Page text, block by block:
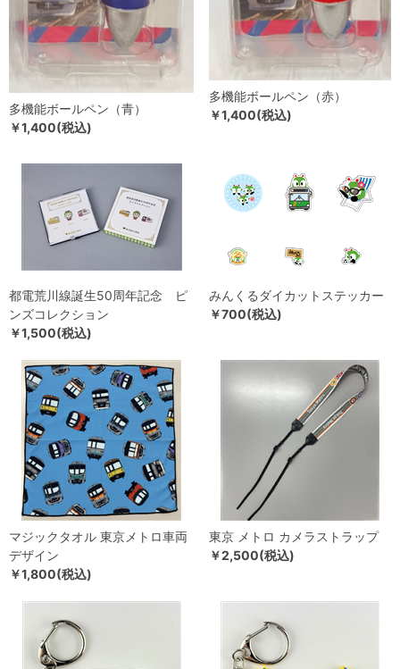
多機能ボールペン（青）
￥1,400(税込)
多機能ボールペン（赤）
￥1,400(税込)
都電荒川線誕生50周年記念 ピ
ンズコレクション
￥1,500(税込)
みんくるダイカットステッカー
￥700(税込)
マジックタオル 東京メトロ車両
デザイン
￥1,800(税込)
東京 メトロ カメラストラップ
￥2,500(税込)